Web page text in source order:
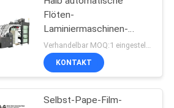
Flöten-
Laminiermaschinen-
Maschine
Verhandelbar MOQ:1 eingestellt/Sätze
KONTAKT
Selbst-Pape-Film-